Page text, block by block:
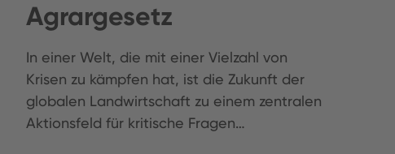
Agrargesetz
In einer Welt, die mit einer Vielzahl von
Krisen zu kämpfen hat, ist die Zukunft der
globalen Landwirtschaft zu einem zentralen
Aktionsfeld für kritische Fragen…